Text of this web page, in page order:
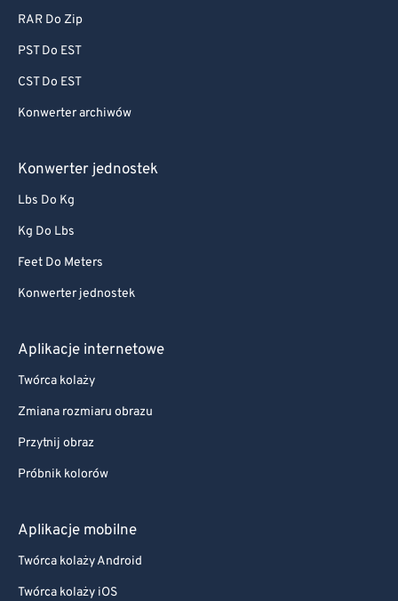
RAR Do Zip
PST Do EST
CST Do EST
Konwerter archiwów
Konwerter jednostek
Lbs Do Kg
Kg Do Lbs
Feet Do Meters
Konwerter jednostek
Aplikacje internetowe
Twórca kolaży
Zmiana rozmiaru obrazu
Przytnij obraz
Próbnik kolorów
Aplikacje mobilne
Twórca kolaży Android
Twórca kolaży iOS